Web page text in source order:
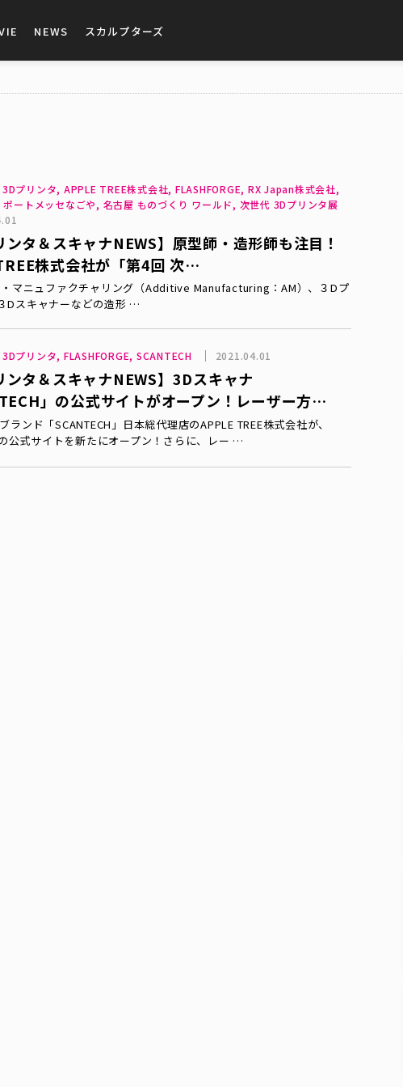
NEWS スカルプターズ
プリンタ, APPLE TREE株式会社, FLASHFORGE, RX Japan株式会社,
ポートメッセなごや, 名古屋 ものづくり ワールド, 次世代 3Dプリンタ展
ンタ＆スキャナNEWS】原型師・造形師も注目！
株式会社が「第4回 次…
・マニュファクチャリング（Additive Manufacturing：AM）、３Dプ
Dスキャナーなどの造形 …
プリンタ, FLASHFORGE, SCANTECH 2021.04.01
ンタ＆スキャナNEWS】3Dスキャナ
」の公式サイトがオープン！レーザー方…
ランド「SCANTECH」日本総代理店のAPPLE TREE株式会社が、
公式サイトを新たにオープン！さらに、レー …